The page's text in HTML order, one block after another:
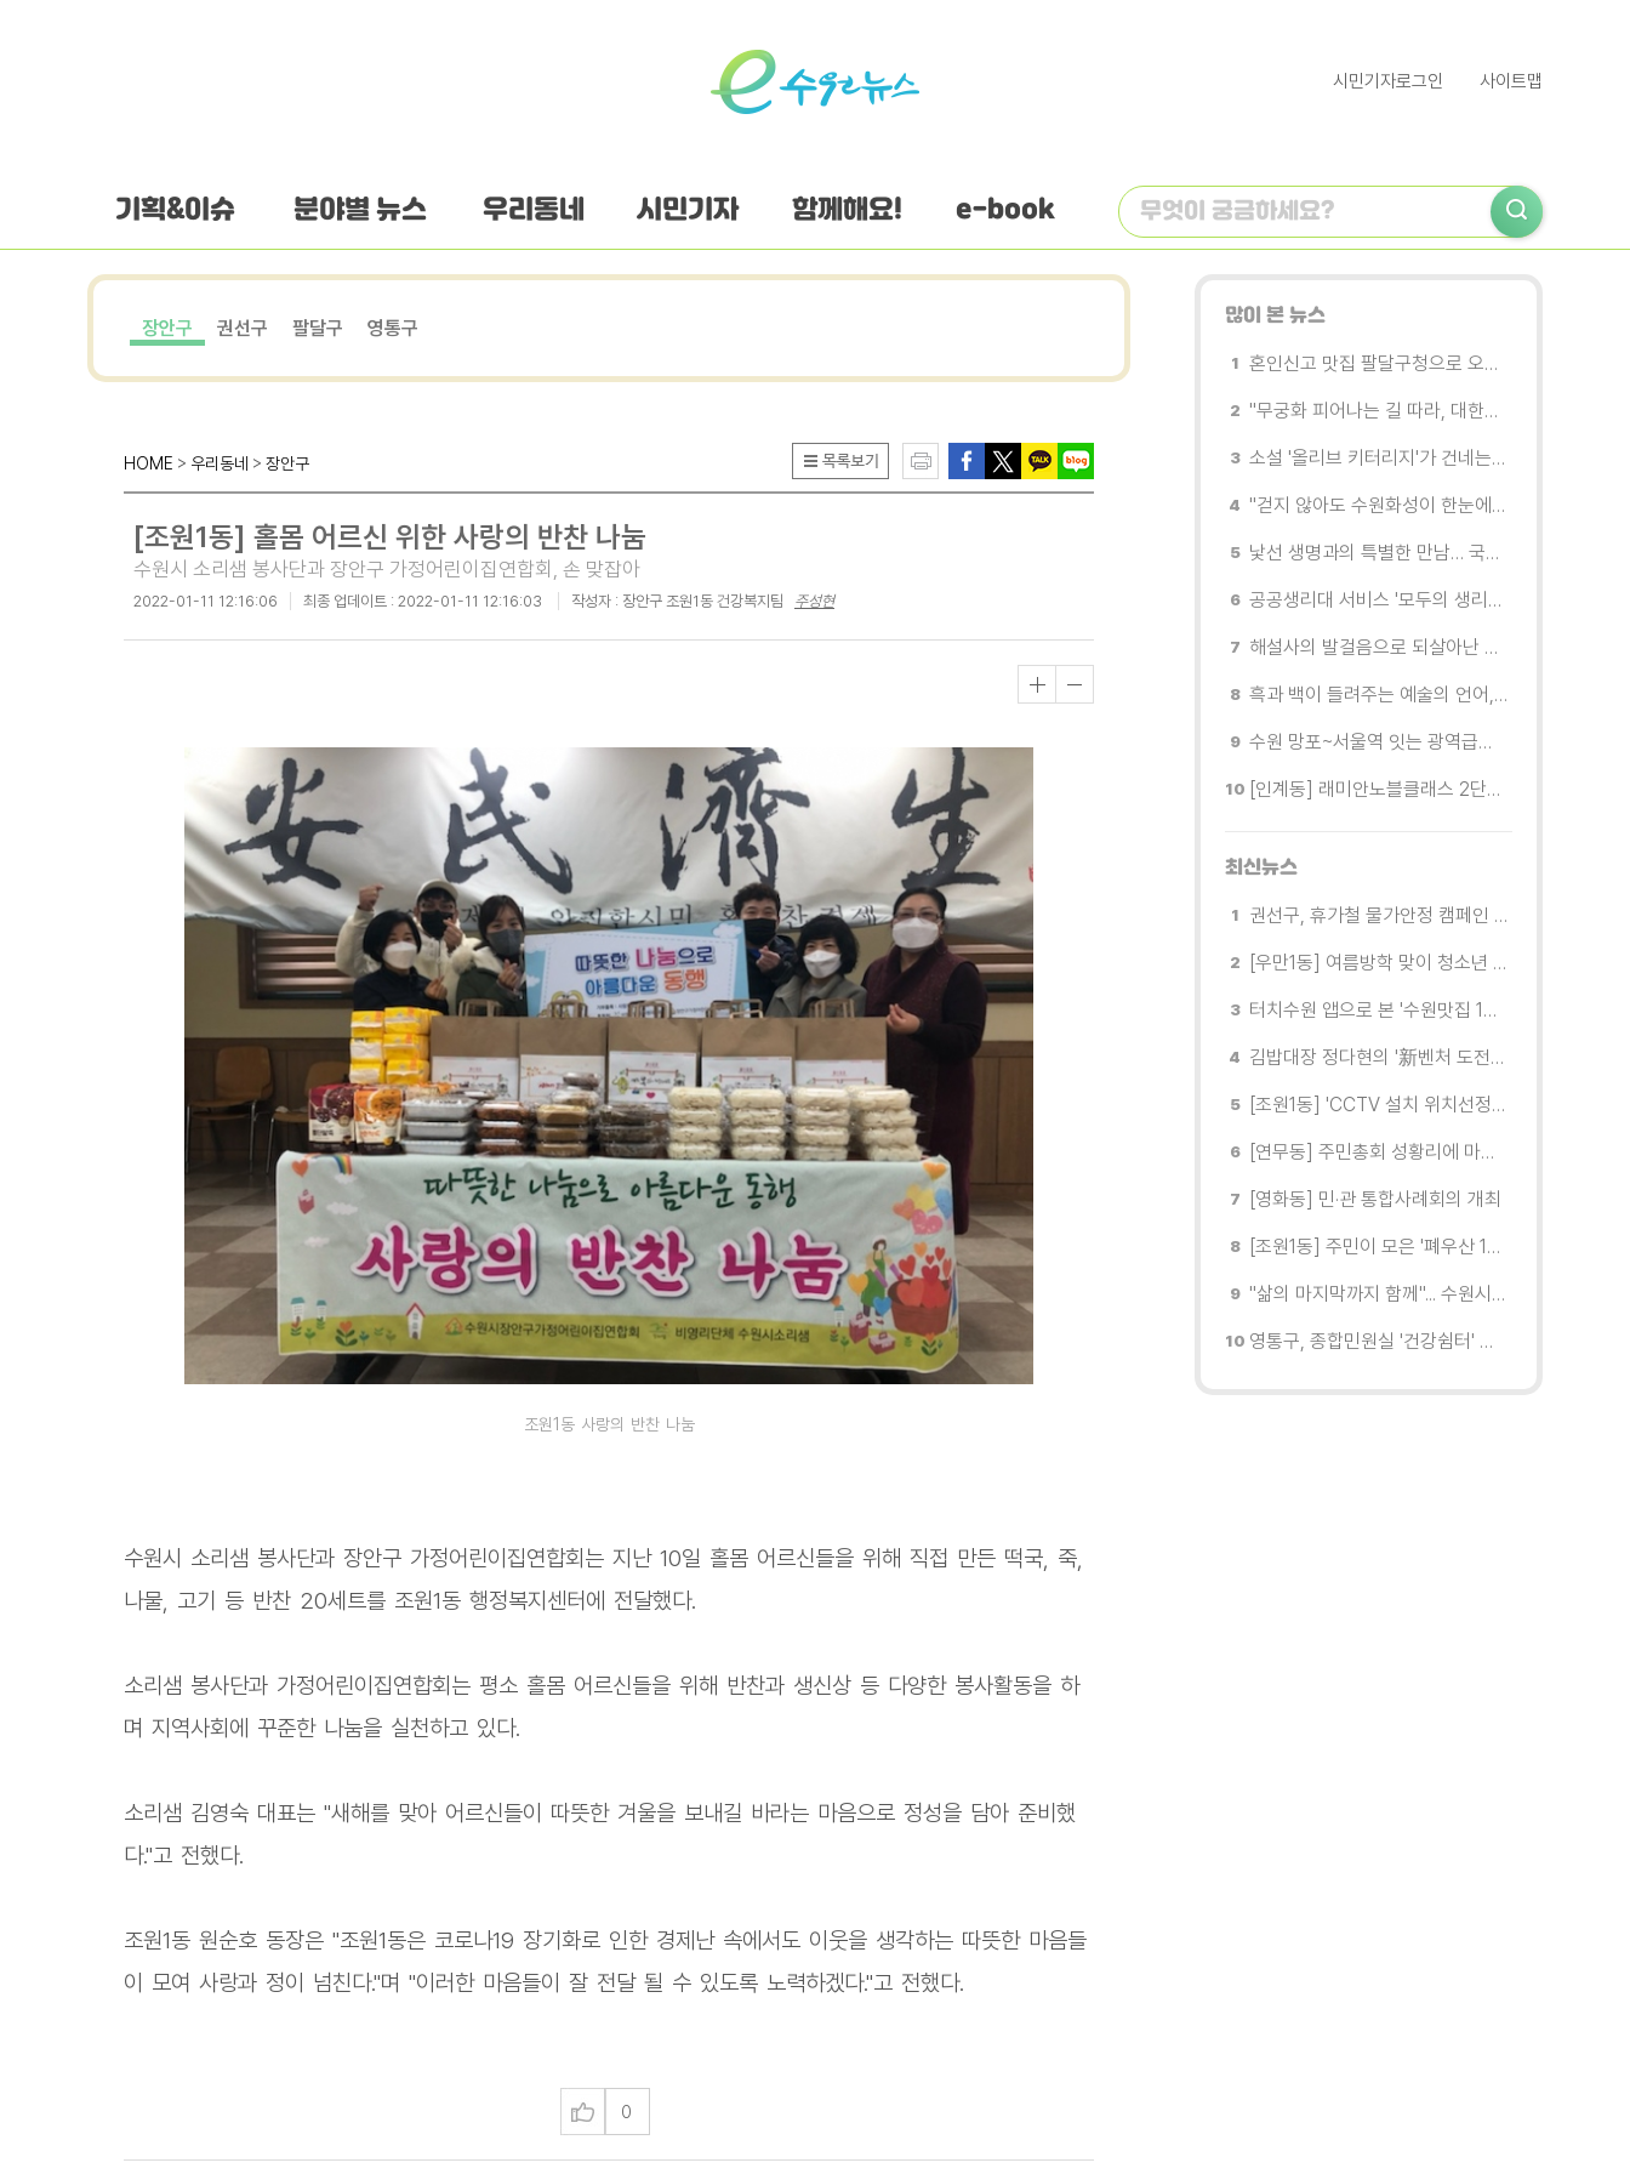
시민기자로그인 사이트맵
기획&이슈 분야별 뉴스 우리동네 시민기자 함께해요! e-book
장안구 권선구 팔달구 영통구
HOME > 우리동네 > 장안구
[조원1동] 홀몸 어르신 위한 사랑의 반찬 나눔
수원시 소리샘 봉사단과 장안구 가정어린이집연합회, 손 맞잡아
2022-01-11 12:16:06 최종 업데이트 : 2022-01-11 12:16:03 작성자 : 장안구 조원1동 건강복지팀 주성현
조원1동 사랑의 반찬 나눔
수원시 소리샘 봉사단과 장안구 가정어린이집연합회는 지난 10일 홀몸 어르신들을 위해 직접 만든 떡국, 죽,
나물, 고기 등 반찬 20세트를 조원1동 행정복지센터에 전달했다.
소리샘 봉사단과 가정어린이집연합회는 평소 홀몸 어르신들을 위해 반찬과 생신상 등 다양한 봉사활동을 하
며 지역사회에 꾸준한 나눔을 실천하고 있다.
소리샘 김영숙 대표는 "새해를 맞아 어르신들이 따뜻한 겨울을 보내길 바라는 마음으로 정성을 담아 준비했
다."고 전했다.
조원1동 원순호 동장은 "조원1동은 코로나19 장기화로 인한 경제난 속에서도 이웃을 생각하는 따뜻한 마음들
이 모여 사랑과 정이 넘친다."며 "이러한 마음들이 잘 전달 될 수 있도록 노력하겠다."고 전했다.
0
많이 본 뉴스
혼인신고 맛집 팔달구청으로 오세요
"무궁화 피어나는 길 따라, 대한민국을 걷는다"
소설 '올리브 키터리지'가 건네는 삶과 연민의 철학
"걷지 않아도 수원화성이 한눈에"…무장애 관광버스 '수원행차' 타보니
낯선 생명과의 특별한 만남… 국제전 《패트리샤 피치니니: 킨쉽》
공공생리대 서비스 '모두의 생리대' 시범 운영...수원시청·4개 구청 등에 지급기 설치
해설사의 발걸음으로 되살아난 수원의 독립운동 역사
흑과 백이 들려주는 예술의 언어, 수원시립미술관 소장품전《블랑 블랙 파노라마》
수원 망포~서울역 잇는 광역급행버스 M5165번, 8월 3일 개통
[인계동] 래미안노블클래스 2단지 경로당, 무더위 속 독거노인에게 '따뜻한 한 끼' 대접
최신뉴스
권선구, 휴가철 물가안정 캠페인 전개
[우만1동] 여름방학 맞이 청소년 유해환경 캠페인 실시
터치수원 앱으로 본 '수원맛집 100선'... 장안구 맛집을 찾다
김밥대장 정다현의 '新벤처 도전이야기'
[조원1동] 'CCTV 설치 위치선정협의회' 회의 개최
[연무동] 주민총회 성황리에 마무리
[영화동] 민·관 통합사례회의 개최
[조원1동] 주민이 모은 '폐우산 100개' 수원여대에 1차 전달
"삶의 마지막까지 함께"... 수원시 8개 기관, 어르신 돌봄의 손을 맞잡다
영통구, 종합민원실 '건강쉼터' 운영... 폭염 무더위 속 시민의 안전 강화